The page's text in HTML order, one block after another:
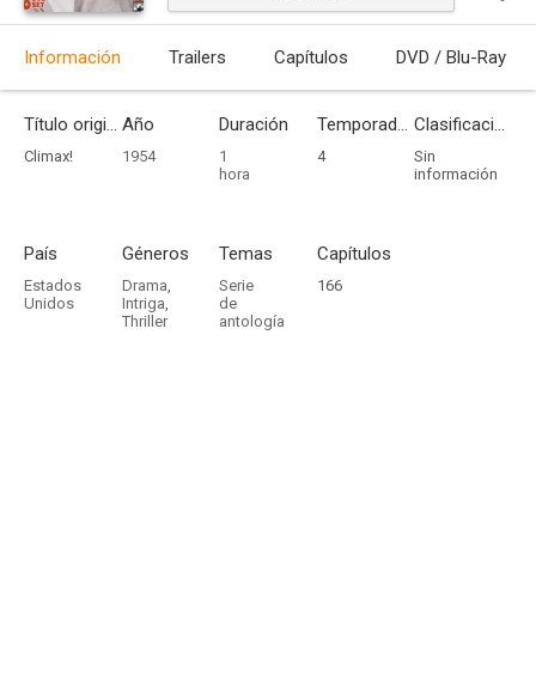
Información Trailers Capítulos DVD / Blu-Ray
Título original
Climax!
Año
1954
Duración
1
hora
Temporadas
4
Clasificación por edades
Sin
información
País
Estados
Unidos
Géneros
Drama,
Intriga,
Thriller
Temas
Serie
de
antología
Capítulos
166